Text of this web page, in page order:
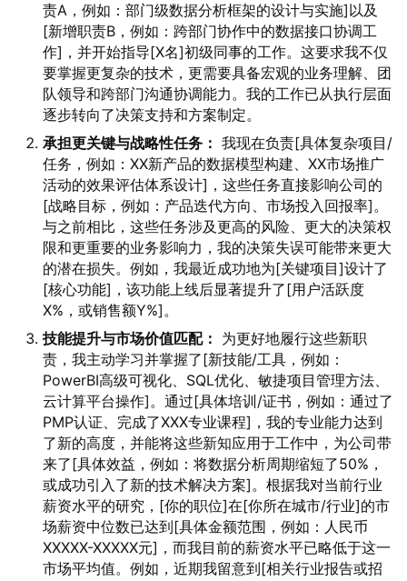
责A，例如：部门级数据分析框架的设计与实施]以及
[新增职责B，例如：跨部门协作中的数据接口协调工
作]，并开始指导[X名]初级同事的工作。这要求我不仅
要掌握更复杂的技术，更需要具备宏观的业务理解、团
队领导和跨部门沟通协调能力。我的工作已从执行层面
逐步转向了决策支持和方案制定。
承担更关键与战略性任务： 我现在负责[具体复杂项目/
任务，例如：XX新产品的数据模型构建、XX市场推广
活动的效果评估体系设计]，这些任务直接影响公司的
[战略目标，例如：产品迭代方向、市场投入回报率]。
与之前相比，这些任务涉及更高的风险、更大的决策权
限和更重要的业务影响力，我的决策失误可能带来更大
的潜在损失。例如，我最近成功地为[关键项目]设计了
[核心功能]，该功能上线后显著提升了[用户活跃度
X%，或销售额Y%]。
技能提升与市场价值匹配： 为更好地履行这些新职
责，我主动学习并掌握了[新技能/工具，例如：
PowerBI高级可视化、SQL优化、敏捷项目管理方法、
云计算平台操作]。通过[具体培训/证书，例如：通过了
PMP认证、完成了XXX专业课程]，我的专业能力达到
了新的高度，并能将这些新知应用于工作中，为公司带
来了[具体效益，例如：将数据分析周期缩短了50%，
或成功引入了新的技术解决方案]。根据我对当前行业
薪资水平的研究，[你的职位]在[你所在城市/行业]的市
场薪资中位数已达到[具体金额范围，例如：人民币
XXXXX-XXXXX元]，而我目前的薪资水平已略低于这一
市场平均值。例如，近期我留意到[相关行业报告或招